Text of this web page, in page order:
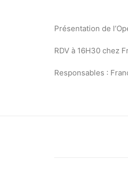
Présentation de
RDV à 16H30 chez
Responsables :